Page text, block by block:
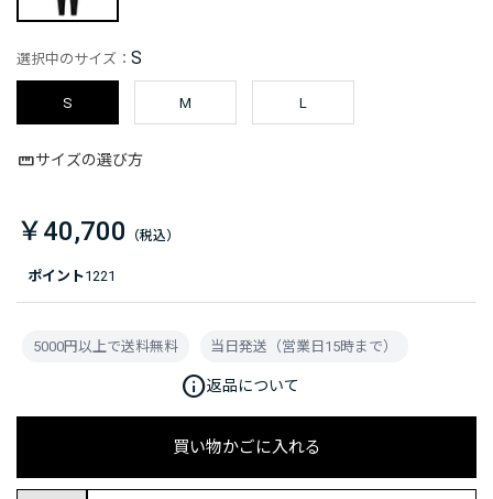
ポイント1221
選択中のサイズ： S
S M L
サイズの選び方
￥40,700
買い物かごに入れる
5000円以上で送料無料 当日発送（営業日15時まで）
info返品について